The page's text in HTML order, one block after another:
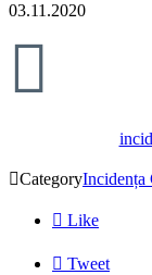
03.11.2020

Category
 Like
 Tweet